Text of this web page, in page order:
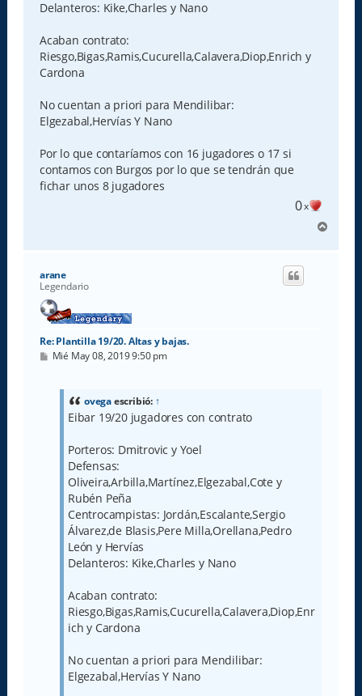
Delanteros: Kike,Charles y Nano
Acaban contrato:
Riesgo,Bigas,Ramis,Cucurella,Calavera,Diop,Enrich y
Cardona
No cuentan a priori para Mendilibar:
Elgezabal,Hervías Y Nano
Por lo que contaríamos con 16 jugadores o 17 si
contamos con Burgos por lo que se tendrán que
fichar unos 8 jugadores
0x
r
arane
Legendario
Re: Plantilla 19/20. Altas y bajas.
M
Mié May 08, 2019 9:50 pm
ovegaescribió: ↑
Eibar 19/20 jugadores con contrato
Porteros: Dmitrovic y Yoel
Defensas:
Oliveira,Arbilla,Martínez,Elgezabal,Cote y
Rubén Peña
Centrocampistas: Jordán,Escalante,Sergio
Álvarez,de Blasis,Pere Milla,Orellana,Pedro
León y Hervías
Delanteros: Kike,Charles y Nano
Acaban contrato:
Riesgo,Bigas,Ramis,Cucurella,Calavera,Diop,Enr
ich y Cardona
No cuentan a priori para Mendilibar:
Elgezabal,Hervías Y Nano